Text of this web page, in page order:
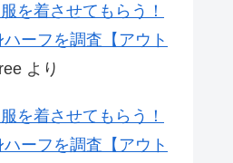
を着させてもらう！
ーフを調査【アウト
より
を着させてもらう！
ーフを調査【アウト